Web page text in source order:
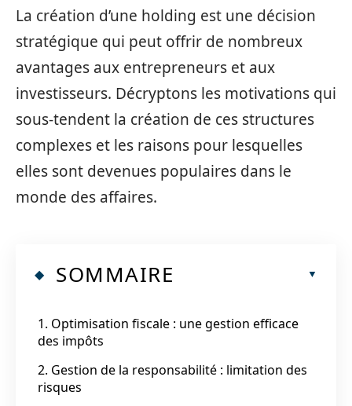
La création d’une holding est une décision
stratégique qui peut offrir de nombreux
avantages aux entrepreneurs et aux
investisseurs. Décryptons les motivations qui
sous-tendent la création de ces structures
complexes et les raisons pour lesquelles
elles sont devenues populaires dans le
monde des affaires.
SOMMAIRE
1. Optimisation fiscale : une gestion efficace
des impôts
2. Gestion de la responsabilité : limitation des
risques